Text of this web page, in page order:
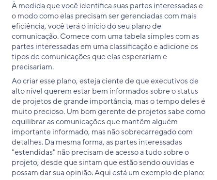
À medida que você identifica suas partes interessadas e
o modo como elas precisam ser gerenciadas com mais
eficiência, você terá o início do seu plano de
comunicação. Comece com uma tabela simples com as
partes interessadas em uma classificação e adicione os
tipos de comunicações que elas esperariam e
precisariam.
Ao criar esse plano, esteja ciente de que executivos de
alto nível querem estar bem informados sobre o status
de projetos de grande importância, mas o tempo deles é
muito precioso. Um bom gerente de projetos sabe como
equilibrar as comunicações que mantêm alguém
importante informado, mas não sobrecarregado com
detalhes. Da mesma forma, as partes interessadas
"estendidas" não precisam de acesso a tudo sobre o
projeto, desde que sintam que estão sendo ouvidas e
possam dar sua opinião. Aqui está um exemplo de plano: